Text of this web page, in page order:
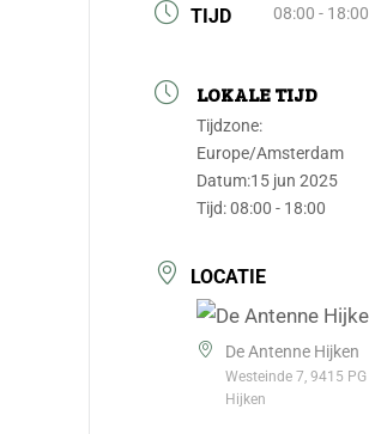
TIJD 08:00 - 18:00
LOKALE TIJD
Tijdzone:
Europe/Amsterdam
Datum:15 jun 2025
Tijd:08:00 - 18:00
LOCATIE
De Antenne Hijken
Westeinde 7, 9415 PG
Hijken